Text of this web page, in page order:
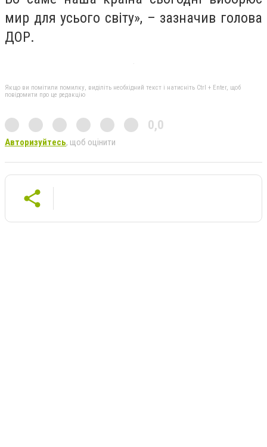
мир для усього світу», – зазначив голова
ДОР.
Якщо ви помітили помилку, виділіть необхідний текст і натисніть Ctrl + Enter, щоб
повідомити про це редакцію
0,0
Авторизуйтесь, щоб оцінити